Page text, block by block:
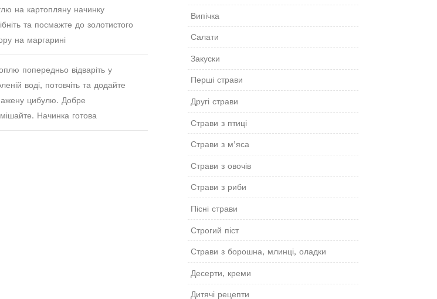
на картопляну начинку
та посмажте до золотистого
на маргарині
попередньо відваріть у
воді, потовчіть та додайте
цибулю. Добре
Начинка готова
Випічка
Салати
Закуски
Перші страви
Другі страви
Страви з птиці
Страви з м’яса
Страви з овочів
Страви з риби
Пісні страви
Строгий піст
Страви з борошна, млинці, оладки
Десерти, креми
Дитячі рецепти